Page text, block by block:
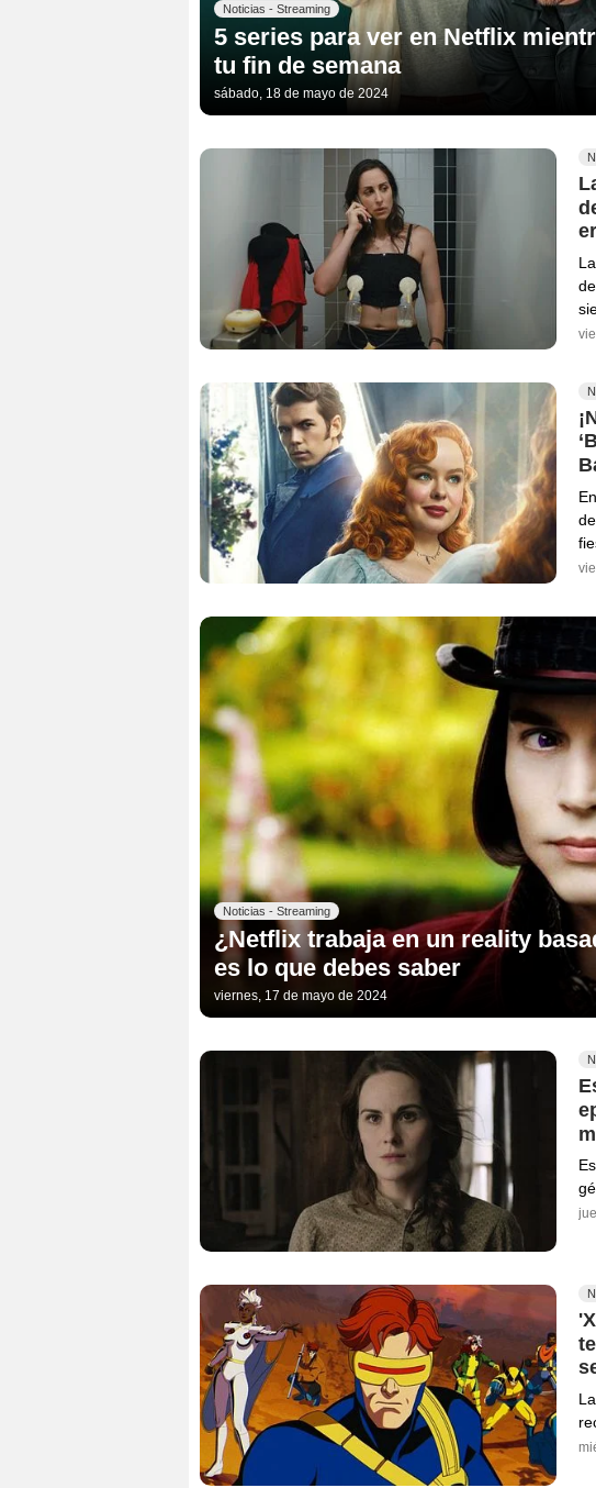
Noticias - Streaming
5 series para ver en Netflix
tu fin de semana
sábado, 18 de mayo de 2024
Noticias - Streaming
¿Netflix trabaja en un reality
es lo que debes saber
viernes, 17 de mayo de 2024